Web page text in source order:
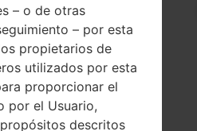
– o de otras
– por esta
propietarios de
utilizados por esta
proporcionar el
por el Usuario,
descritos